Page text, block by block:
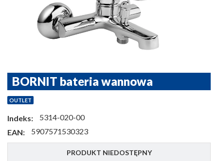
BORNIT bateria wannowa
OUTLET
Indeks:
5314-020-00
EAN:
5907571530323
PRODUKT NIEDOSTĘPNY